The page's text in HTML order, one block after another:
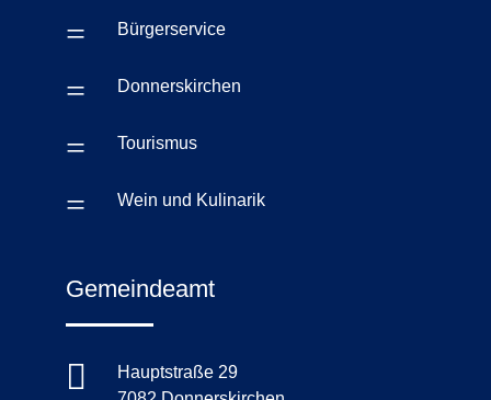
= Bürgerservice
= Donnerskirchen
= Tourismus
= Wein und Kulinarik
Gemeindeamt

Hauptstraße 29